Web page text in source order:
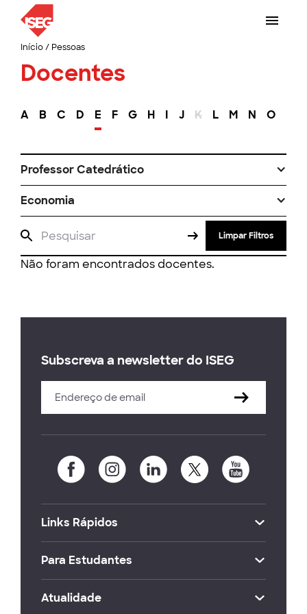
Início/ Pessoas
Docentes
A B C D E F G H I J K L M N O
Professor Catedrático
Economia
Limpar Filtros
Não foram encontrados docentes.
Subscreva a newsletter do ISEG
Links Rápidos
Para Estudantes
Atualidade